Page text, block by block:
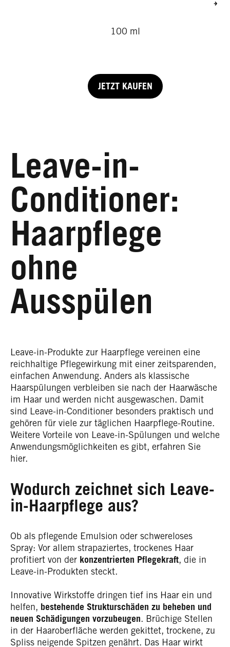
100 ml
JETZT KAUFEN
Leave-in-
Conditioner:
Haarpflege
ohne
Ausspülen
Leave-in-Produkte zur Haarpflege vereinen eine
reichhaltige Pflegewirkung mit einer zeitsparenden,
einfachen Anwendung. Anders als klassische
Haarspülungen verbleiben sie nach der Haarwäsche
im Haar und werden nicht ausgewaschen. Damit
sind Leave-in-Conditioner besonders praktisch und
gehören für viele zur täglichen Haarpflege-Routine.
Weitere Vorteile von Leave-in-Spülungen und welche
Anwendungsmöglichkeiten es gibt, erfahren Sie
hier.
Wodurch zeichnet sich Leave-
in-Haarpflege aus?
Ob als pflegende Emulsion oder schwereloses
Spray: Vor allem strapaziertes, trockenes Haar
profitiert von der konzentrierten Pflegekraft, die in
Leave-in-Produkten steckt.
Innovative Wirkstoffe dringen tief ins Haar ein und
helfen, bestehende Strukturschäden zu beheben und
neuen Schädigungen vorzubeugen. Brüchige Stellen
in der Haaroberfläche werden gekittet, trockene, zu
Spliss neigende Spitzen genährt. Das Haar wirkt